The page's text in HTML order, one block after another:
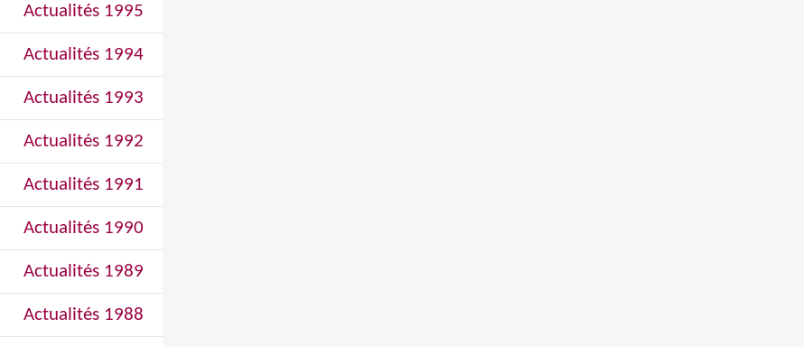
Actualités 1995
Actualités 1994
Actualités 1993
Actualités 1992
Actualités 1991
Actualités 1990
Actualités 1989
Actualités 1988